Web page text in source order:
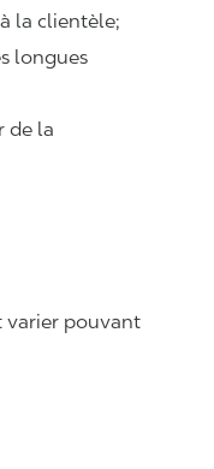
la clientèle;
longues
de la
varier pouvant